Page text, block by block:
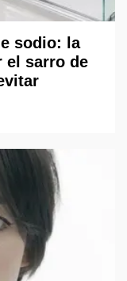
sodio: la
el sarro de